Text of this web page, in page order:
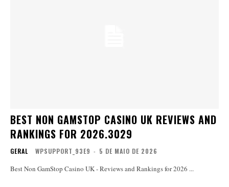
BEST NON GAMSTOP CASINO UK REVIEWS AND
RANKINGS FOR 2026.3029
GERAL WPSUPPORT_93E9 - 5 DE MAIO DE 2026
Best Non GamStop Casino UK - Reviews and Rankings for 2026 ...